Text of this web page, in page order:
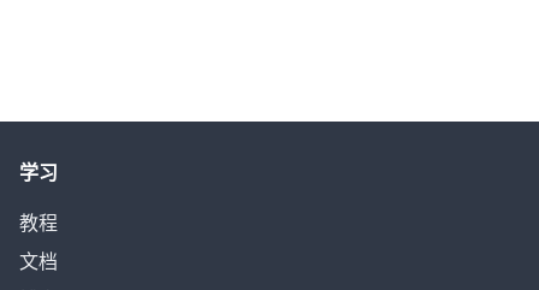
学习
教程
文档